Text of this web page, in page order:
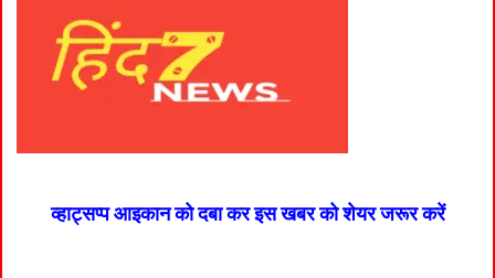
व्हाट्सप्प आइकान को दबा कर इस खबर को शेयर जरूर करें